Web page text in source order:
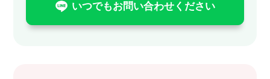
いつでもお問い合わせください